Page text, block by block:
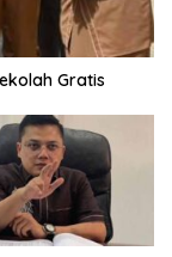
Gratis